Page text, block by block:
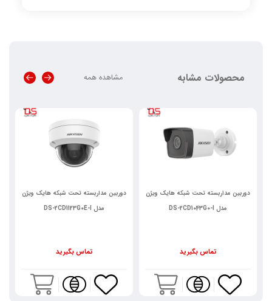
محصولات مشابه مشاهده همه
دوربین مداربسته تحت شبکه هایک ویژن
مدل DS-2CD1123G0E-I
تماس بگیرید
دوربین مداربسته تحت شبکه هایک ویژن
مدل DS-2CD1643G0-I
تماس بگیرید